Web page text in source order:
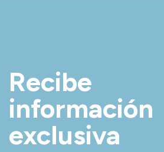
Recibe
información
exclusiva